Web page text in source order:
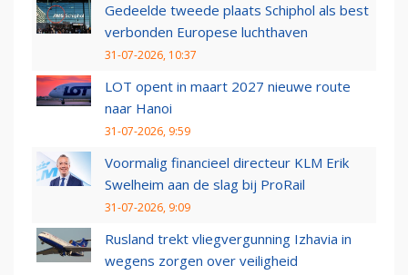
Gedeelde tweede plaats Schiphol als best
verbonden Europese luchthaven
31-07-2026, 10:37
LOT opent in maart 2027 nieuwe route
naar Hanoi
31-07-2026, 9:59
Voormalig financieel directeur KLM Erik
Swelheim aan de slag bij ProRail
31-07-2026, 9:09
Rusland trekt vliegvergunning Izhavia in
wegens zorgen over veiligheid